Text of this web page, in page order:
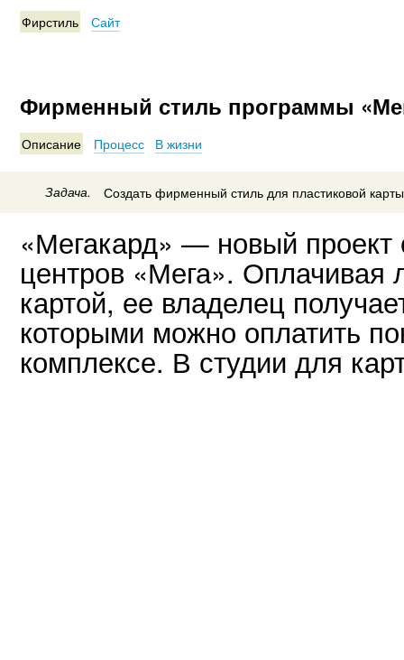
Фирстиль Сайт
Фирменный стиль программы
Описание Процесс В жизни
Задача. Создать фирменный стиль для пластиковой
«Мегакард» — новый проект
центров «Мега». Оплачивая
картой, ее владелец
которыми можно оплатить
комплексе. В студии для